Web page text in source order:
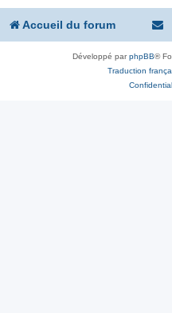
Accueil du forum
Développé parphpBB®
Traduction